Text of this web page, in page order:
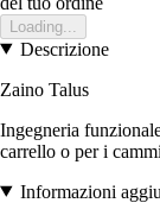
Loading...
Descrizione
Zaino Talus
Ingegneria
carrello o per i
Informazioni